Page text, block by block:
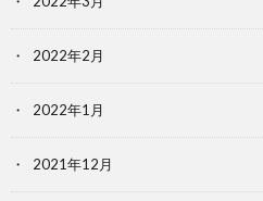
2022年2月
2022年1月
2021年12月